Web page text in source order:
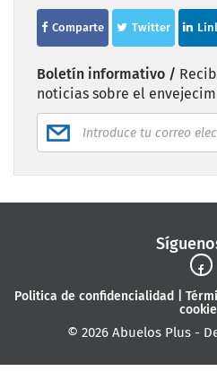
Comparte Twitter
Boletín informativo /
noticias sobre el
Politica de confidencialidad
© 2026 Abuelos Plus -